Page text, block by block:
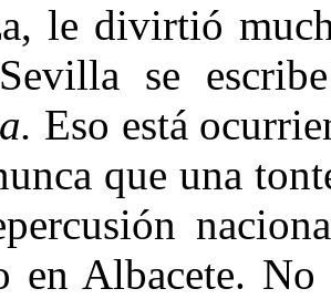
le divirtió
se
Eso está
que una
en Albacete.